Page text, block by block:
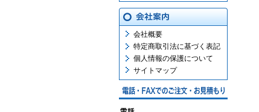
会社概要
特定商取引法に基づく表記
個人情報の保護について
サイトマップ